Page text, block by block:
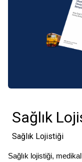
Sağlık
Sağlık Lojistiği
Sağlık lojistiği,